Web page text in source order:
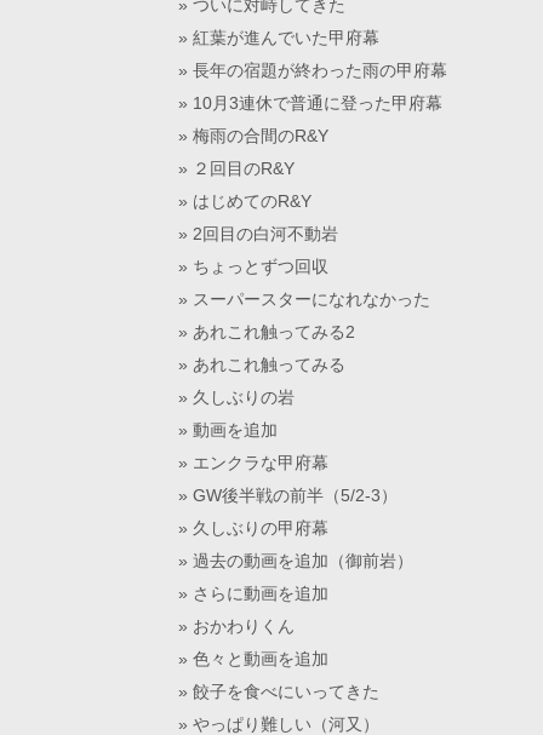
ついに対峙してきた
紅葉が進んでいた甲府幕
長年の宿題が終わった雨の甲府幕
10月3連休で普通に登った甲府幕
梅雨の合間のR&Y
２回目のR&Y
はじめてのR&Y
2回目の白河不動岩
ちょっとずつ回収
スーパースターになれなかった
あれこれ触ってみる2
あれこれ触ってみる
久しぶりの岩
動画を追加
エンクラな甲府幕
GW後半戦の前半（5/2-3）
久しぶりの甲府幕
過去の動画を追加（御前岩）
さらに動画を追加
おかわりくん
色々と動画を追加
餃子を食べにいってきた
やっぱり難しい（河又）